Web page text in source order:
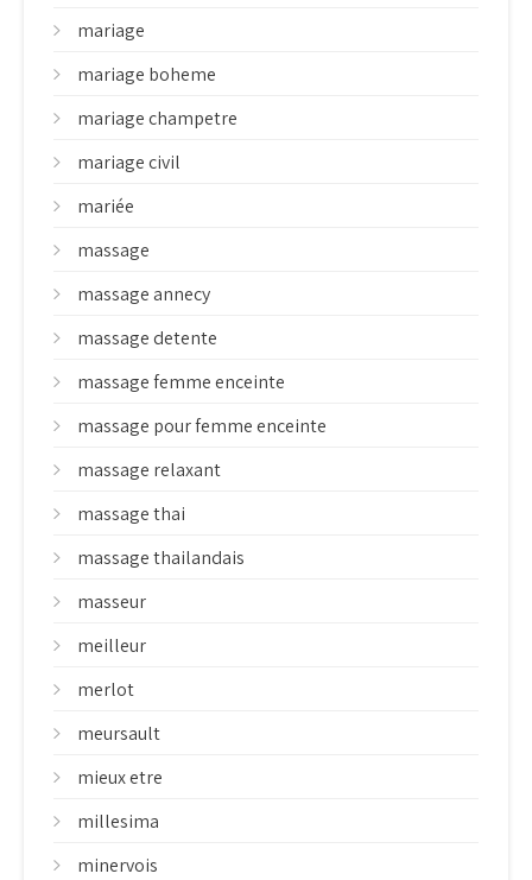
mariage
mariage boheme
mariage champetre
mariage civil
mariée
massage
massage annecy
massage detente
massage femme enceinte
massage pour femme enceinte
massage relaxant
massage thai
massage thailandais
masseur
meilleur
merlot
meursault
mieux etre
millesima
minervois